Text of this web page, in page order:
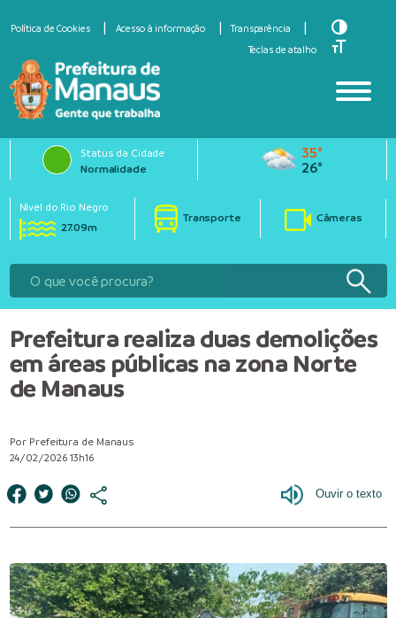
Política de Cookies Acesso à informação
Transparência
Teclas de atalho
Toggle
Toggle
Status da Cidade
Normalidade
35°
26°
Nível do Rio Negro
27.09m
Transporte Câmeras
Prefeitura realiza duas demolições
em áreas públicas na zona Norte
de Manaus
Por Prefeitura de Manaus
24/02/2026 13h16